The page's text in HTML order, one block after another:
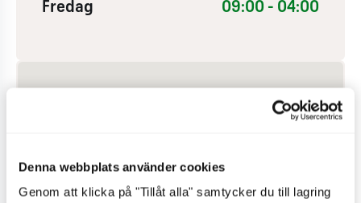
Denna webbplats använder cookies
Genom att klicka på "Tillåt alla" samtycker du till lagring
Fredag 09:00 - 04:00